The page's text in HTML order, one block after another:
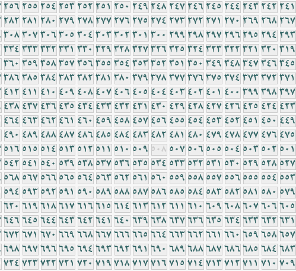
241
242
243
244
245
246
247
248
249
250
251
252
253
254
255
256
267
268
269
270
271
272
273
274
275
276
277
278
279
280
281
282
293
294
295
296
297
298
299
300
301
302
303
304
305
306
307
308
319
320
321
322
323
324
325
326
327
328
329
330
331
332
333
334
345
346
347
348
349
350
351
352
353
354
355
356
357
358
359
360
371
372
373
374
375
376
377
378
379
380
381
382
383
384
385
386
397
398
399
400
401
402
403
404
405
406
407
408
409
410
411
412
423
424
425
426
427
428
429
430
431
432
433
434
435
436
437
438
449
450
451
452
453
454
455
456
457
458
459
460
461
462
463
464
475
476
477
478
479
480
481
482
483
484
485
486
487
488
489
490
501
502
503
504
505
506
507
508
509
510
511
512
513
514
515
516
527
528
529
530
531
532
533
534
535
536
537
538
539
540
541
542
553
554
555
556
557
558
559
560
561
562
563
564
565
566
567
568
579
580
581
582
583
584
585
586
587
588
589
590
591
592
593
594
605
606
607
608
609
610
611
612
613
614
615
616
617
618
619
620
631
632
633
634
635
636
637
638
639
640
641
642
643
644
645
646
657
658
659
660
661
662
663
664
665
666
667
668
669
670
671
672
683
684
685
686
687
688
689
690
691
692
693
694
695
696
697
698
709
710
711
712
713
714
715
716
717
718
719
720
721
722
723
724